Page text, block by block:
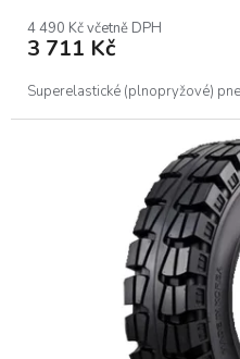
4 490 Kč včetně DPH
3 711 Kč
Superelastické (plnopryžové)